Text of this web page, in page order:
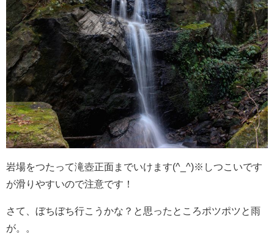
岩場をつたって滝壺正面までいけます(^_^)※しつこいです
が滑りやすいので注意です！
さて、ぼちぼち行こうかな？と思ったところポツポツと雨
が。。